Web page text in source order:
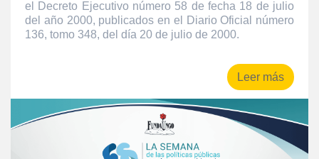
el Decreto Ejecutivo número 58 de fecha 18 de julio
del año 2000, publicados en el Diario Oficial número
136, tomo 348, del día 20 de julio de 2000.
Leer más